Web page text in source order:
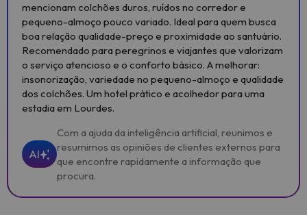
mencionam colchões duros, ruídos no corredor e
pequeno-almoço pouco variado. Ideal para quem busca
boa relação qualidade-preço e proximidade ao santuário.
Recomendado para peregrinos e viajantes que valorizam
o serviço atencioso e o conforto básico. A melhorar:
insonorização, variedade no pequeno-almoço e qualidade
dos colchões. Um hotel prático e acolhedor para uma
estadia em Lourdes.
AI
Com a ajuda da inteligência artificial, reunimos e
resumimos as opiniões de clientes externos para
que encontre rapidamente a informação que
procura.